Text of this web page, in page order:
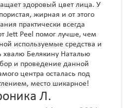
здоровый цвет лица. У
жирная и от этого
практически всегда
Jett Peel помог лучше, чем
используемые средства и
хвалю Белякину Наталью
и проведение данной
центра осталась под
место шикарное!
Л.